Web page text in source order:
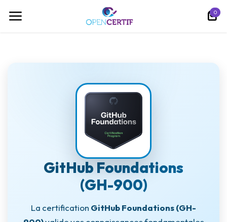
0
GitHub Foundations
(GH-900)
La certification GitHub Foundations (GH-